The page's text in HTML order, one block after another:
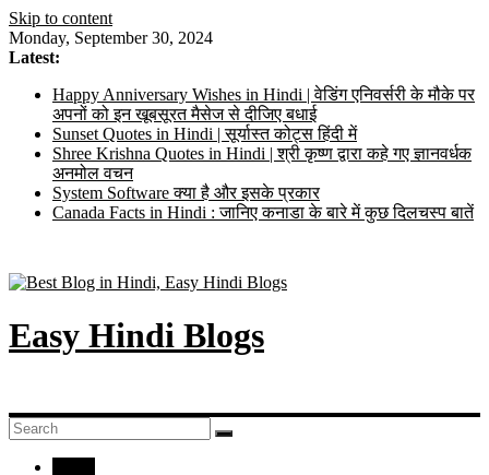
Skip to content
Monday, September 30, 2024
Latest:
Happy Anniversary Wishes in Hindi | वेडिंग एनिवर्सरी के मौके पर
अपनों को इन खूबसूरत मैसेज से दीजिए बधाई
Sunset Quotes in Hindi | सूर्यास्त कोट्स हिंदी में
Shree Krishna Quotes in Hindi | श्री कृष्ण द्वारा कहे गए ज्ञानवर्धक
अनमोल वचन
System Software क्या है और इसके प्रकार
Canada Facts in Hindi : जानिए कनाडा के बारे में कुछ दिलचस्प बातें
Easy Hindi Blogs